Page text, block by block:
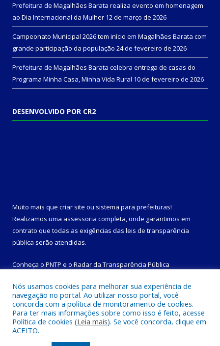
Prefeitura de Magalhães Barata realiza evento em homenagem
ao Dia Internacional da Mulher 12 de março de 2026
Campeonato Municipal 2026 tem início em Magalhães Barata com
grande participação da população 24 de fevereiro de 2026
Prefeitura de Magalhães Barata celebra entrega de casas do
Programa Minha Casa, Minha Vida Rural 10 de fevereiro de 2026
DESENVOLVIDO POR CR2
Muito mais que criar site ou sistema para prefeituras!
Realizamos uma assessoria completa, onde garantimos em
contrato que todas as exigências das leis de transparência
pública serão atendidas.
Conheça o PNTP e o Radar da Transparência Pública
Todos os direitos reservados a Prefeitura Municipal de
Magalhães Barata.
Nós usamos cookies para melhorar sua experiência de
navegação no portal. Ao utilizar nosso portal, você
concorda com a política de monitoramento de cookies.
Para ter mais informações sobre como isso é feito, acesse
Política de cookies (Leia mais). Se você concorda, clique em
ACEITO.